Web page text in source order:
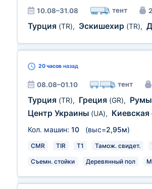
10.08–31.08 тент
Турция (TR), Эскишехир (TR),
20 часов назад
08.08–01.10 тент
Турция (TR), Греция (GR),
Центр Украины (UA), Киевская
Кол. машин: 10 (выс=2,95м)
CMR TIR T1 Тамож. свидет.
Съемн. стойки Деревянный пол